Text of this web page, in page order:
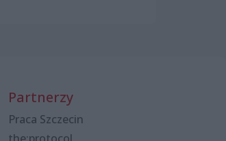
Partnerzy
Praca Szczecin